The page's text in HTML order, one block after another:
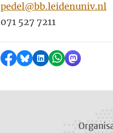
pedel@bb.leidenuniv.nl
071 527 7211
Delen op Facebook
Delen via Bluesky
Delen op LinkedIn
Delen via
Delen via